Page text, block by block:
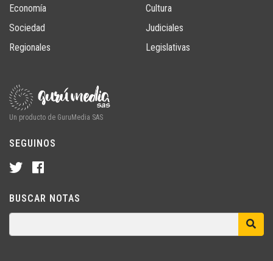
Economía
Sociedad
Regionales
Cultura
Judiciales
Legislativas
Un producto de GuruMedia SAS
SEGUINOS
BUSCAR NOTAS